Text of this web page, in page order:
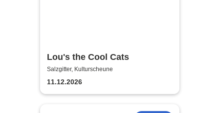
Lou's the Cool Cats
Salzgitter, Kulturscheune
11.12.2026